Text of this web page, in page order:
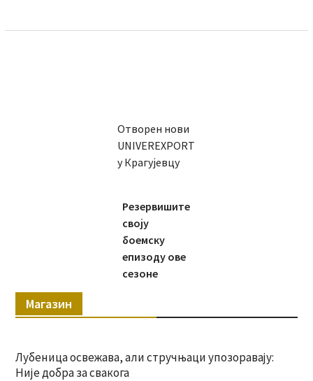
Отворен нови
UNIVEREXPORT
у Крагујевцу
Резервишите
своју
боемску
епизоду ове
сезоне
Магазин
Лубеница освежава, али стручњаци упозоравају:
Није добра за свакога